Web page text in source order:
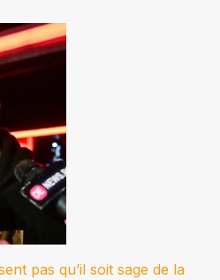
pas qu’il soit sage de la